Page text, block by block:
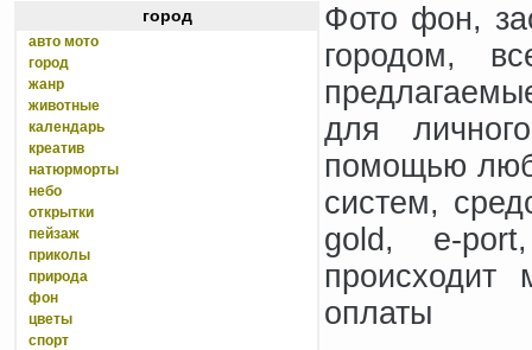
город
авто мото
город
жанр
животные
календарь
креатив
натюрморты
небо
открытки
пейзаж
приколы
природа
фон
цветы
спорт
Фото фон,
городом,
для
помощью
систем,
gold, e-
происходит
оплаты